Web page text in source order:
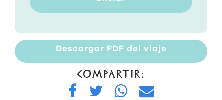
Descargar PDF del viaje
COMPARTIR: